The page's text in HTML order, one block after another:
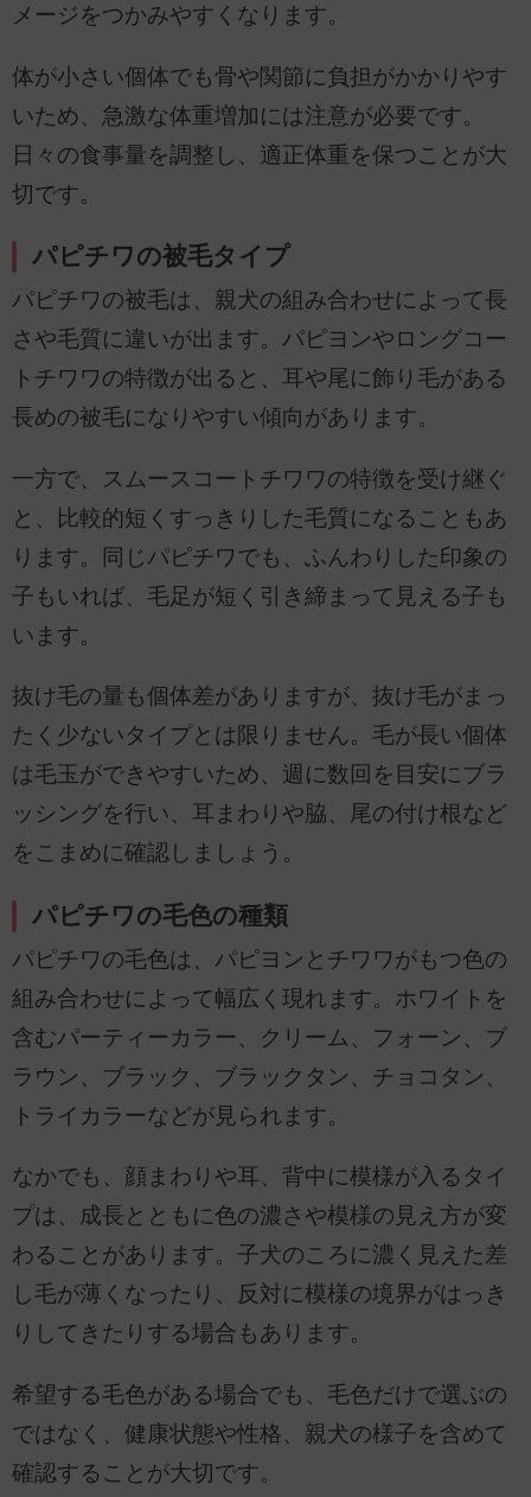
メージをつかみやすくなります。
体が小さい個体でも骨や関節に負担がかかりやす
いため、急激な体重増加には注意が必要です。
日々の食事量を調整し、適正体重を保つことが大
切です。
パピチワの被毛タイプ
パピチワの被毛は、親犬の組み合わせによって長
さや毛質に違いが出ます。パピヨンやロングコー
トチワワの特徴が出ると、耳や尾に飾り毛がある
長めの被毛になりやすい傾向があります。
一方で、スムースコートチワワの特徴を受け継ぐ
と、比較的短くすっきりした毛質になることもあ
ります。同じパピチワでも、ふんわりした印象の
子もいれば、毛足が短く引き締まって見える子も
います。
抜け毛の量も個体差がありますが、抜け毛がまっ
たく少ないタイプとは限りません。毛が長い個体
は毛玉ができやすいため、週に数回を目安にブラ
ッシングを行い、耳まわりや脇、尾の付け根など
をこまめに確認しましょう。
パピチワの毛色の種類
パピチワの毛色は、パピヨンとチワワがもつ色の
組み合わせによって幅広く現れます。ホワイトを
含むパーティーカラー、クリーム、フォーン、ブ
ラウン、ブラック、ブラックタン、チョコタン、
トライカラーなどが見られます。
なかでも、顔まわりや耳、背中に模様が入るタイ
プは、成長とともに色の濃さや模様の見え方が変
わることがあります。子犬のころに濃く見えた差
し毛が薄くなったり、反対に模様の境界がはっき
りしてきたりする場合もあります。
希望する毛色がある場合でも、毛色だけで選ぶの
ではなく、健康状態や性格、親犬の様子を含めて
確認することが大切です。